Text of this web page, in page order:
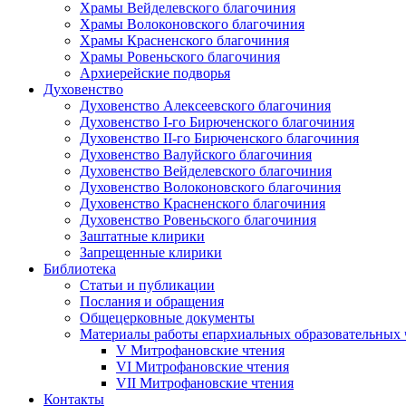
Храмы Вейделевского благочиния
Храмы Волоконовского благочиния
Храмы Красненского благочиния
Храмы Ровеньского благочиния
Архиерейские подворья
Духовенство
Духовенство Алексеевского благочиния
Духовенство I-го Бирюченского благочиния
Духовенство II-го Бирюченского благочиния
Духовенство Валуйского благочиния
Духовенство Вейделевского благочиния
Духовенство Волоконовского благочиния
Духовенство Красненского благочиния
Духовенство Ровеньского благочиния
Заштатные клирики
Запрещенные клирики
Библиотека
Статьи и публикации
Послания и обращения
Общецерковные документы
Материалы работы епархиальных образовательных
V Митрофановские чтения
VI Митрофановские чтения
VII Митрофановские чтения
Контакты